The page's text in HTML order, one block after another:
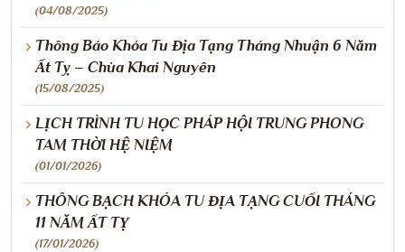
(04/08/2025)
Thông Báo Khóa Tu Địa Tạng Tháng Nhuận 6 Năm
Ất Tỵ – Chùa Khai Nguyên
(15/08/2025)
LỊCH TRÌNH TU HỌC PHÁP HỘI TRUNG PHONG
TAM THỜI HỆ NIỆM
(01/01/2026)
THÔNG BẠCH KHÓA TU ĐỊA TẠNG CUỐI THÁNG
11 NĂM ẤT TỴ
(17/01/2026)